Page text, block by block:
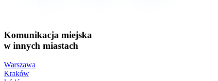
Komunikacja miejska
w innych miastach
Warszawa
Kraków